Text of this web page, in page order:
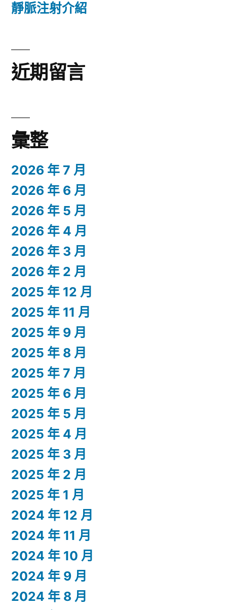
靜脈注射介紹
近期留言
彙整
2026 年 7 月
2026 年 6 月
2026 年 5 月
2026 年 4 月
2026 年 3 月
2026 年 2 月
2025 年 12 月
2025 年 11 月
2025 年 9 月
2025 年 8 月
2025 年 7 月
2025 年 6 月
2025 年 5 月
2025 年 4 月
2025 年 3 月
2025 年 2 月
2025 年 1 月
2024 年 12 月
2024 年 11 月
2024 年 10 月
2024 年 9 月
2024 年 8 月